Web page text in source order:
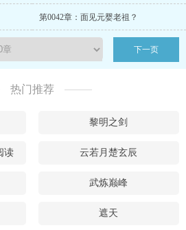
第0042章：面见元婴老祖？
下一页
热门推荐
黎明之剑
读 云若月楚玄辰
武炼巅峰
遮天